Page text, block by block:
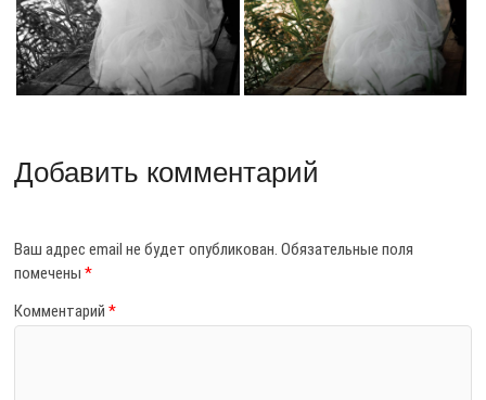
Добавить комментарий
Ваш адрес email не будет опубликован. Обязательные поля
помечены*
Комментарий*